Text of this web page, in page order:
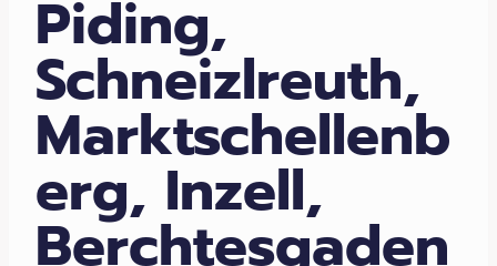
Piding,
Schneizlreuth,
Marktschellenb
erg, Inzell,
Berchtesgaden